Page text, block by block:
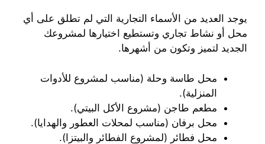
يوجد العديد من الأسماء التجارية التي لم تطلق على أي
محل أو نشاط تجاري وتستطيع اختيارها لمشروعك
الجديد لتميز وتكون من أشهرها.
محل طاسة وحلة (مناسب لمشروع للأدوات
المنزلية).
مطعم طاجن (مشروع الأكل البيتي).
محل برفان (مناسب لمحلات العطور والهدايا).
محل فطائر (لمشروع الفطائر والبيتزا).